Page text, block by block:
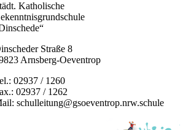
Katholische
Straße 8
Arnsberg-Oeventrop
02937 / 1260
02937 / 1262
schulleitung@gsoeventrop.nrw.schule